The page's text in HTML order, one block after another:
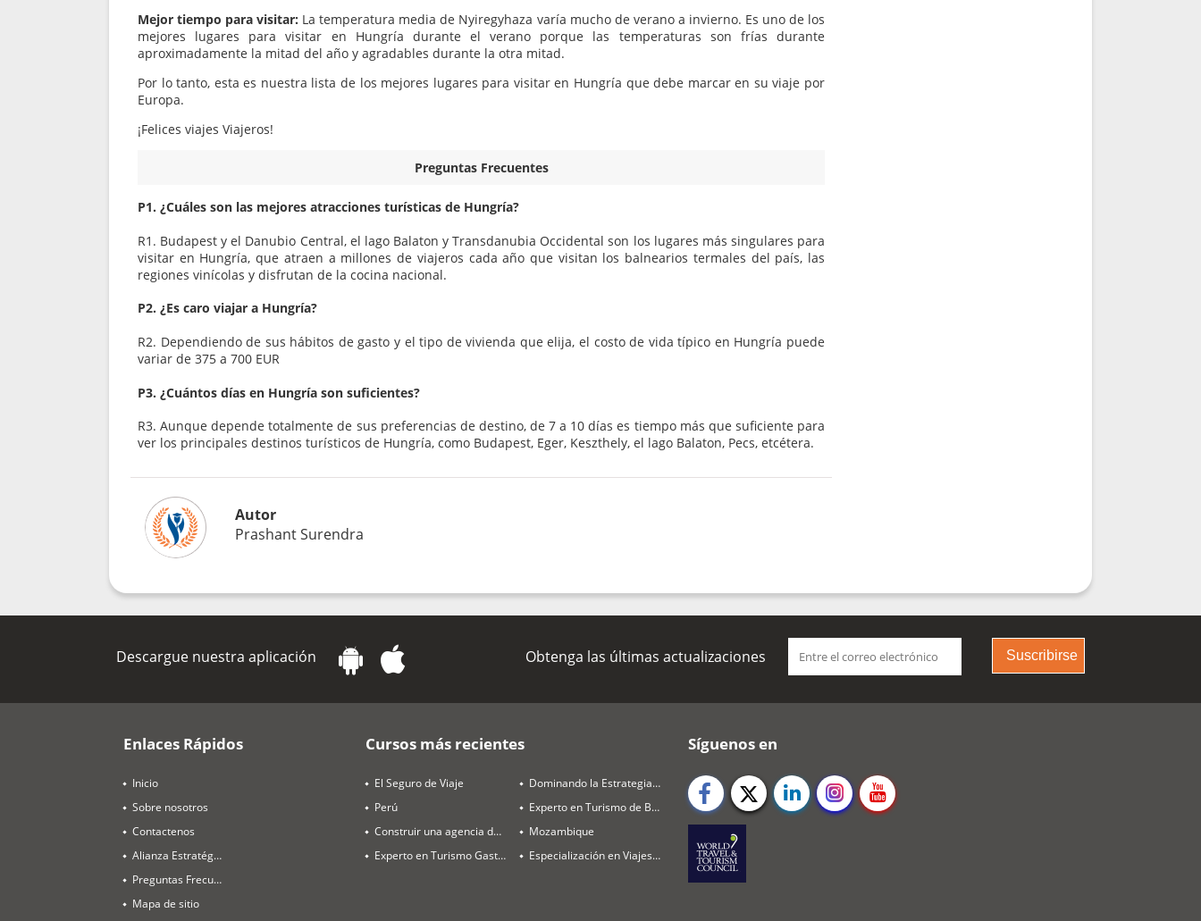
Mejor tiempo para visitar: La temperatura media de Nyiregyhaza varía mucho de verano a invierno. Es uno de los
mejores lugares para visitar en Hungría durante el verano porque las temperaturas son frías durante
aproximadamente la mitad del año y agradables durante la otra mitad.
Por lo tanto, esta es nuestra lista de los mejores lugares para visitar en Hungría que debe marcar en su viaje por
Europa.
¡Felices viajes Viajeros!
Preguntas Frecuentes
P1. ¿Cuáles son las mejores atracciones turísticas de Hungría?
R1. Budapest y el Danubio Central, el lago Balaton y Transdanubia Occidental son los lugares más singulares para
visitar en Hungría, que atraen a millones de viajeros cada año que visitan los balnearios termales del país, las
regiones vinícolas y disfrutan de la cocina nacional.
P2. ¿Es caro viajar a Hungría?
R2. Dependiendo de sus hábitos de gasto y el tipo de vivienda que elija, el costo de vida típico en Hungría puede
variar de 375 a 700 EUR
P3. ¿Cuántos días en Hungría son suficientes?
R3. Aunque depende totalmente de sus preferencias de destino, de 7 a 10 días es tiempo más que suficiente para
ver los principales destinos turísticos de Hungría, como Budapest, Eger, Keszthely, el lago Balaton, Pecs, etcétera.
Autor
Prashant Surendra
Descargue nuestra aplicación Obtenga las últimas actualizaciones Suscribirse
Enlaces Rápidos
Inicio
Sobre nosotros
Contactenos
Alianza Estratégica
Preguntas Frecuentes
Mapa de sitio
Cursos más recientes
El Seguro de Viaje
Perú
Construir una agencia de viajes rentable en 2026
Experto en Turismo Gastronómico
Dominando la Estrategia de Destinos y Ventas
Experto en Turismo de Bienestar
Mozambique
Especialización en Viajes de Luna de Miel
Síguenos en